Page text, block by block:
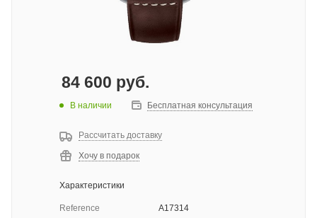
84 600 руб.
В наличии Бесплатная консультация
Рассчитать доставку
Хочу в подарок
Характеристики
Reference
A17314